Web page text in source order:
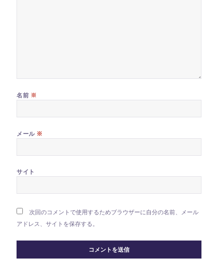
名前 ※
メール ※
サイト
次回のコメントで使用するためブラウザーに自分の名前、メール
アドレス、サイトを保存する。